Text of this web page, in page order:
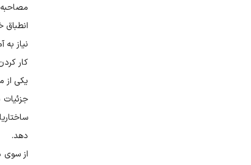
نیاز
کار
یکی از
دهد.
از سوی